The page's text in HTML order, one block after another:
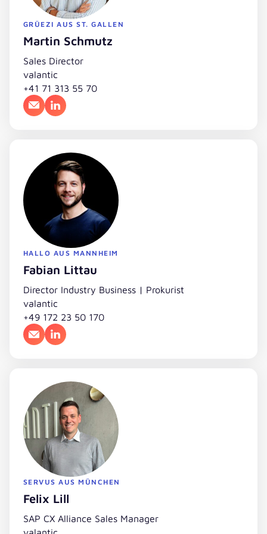
GRÜEZI AUS ST. GALLEN
Martin Schmutz
Sales Director
valantic
+41 71 313 55 70
E-MailLinkedIn
HALLO AUS MANNHEIM
Fabian Littau
Director Industry Business | Prokurist
valantic
+49 172 23 50 170
E-MailLinkedIn
SERVUS AUS MÜNCHEN
Felix Lill
SAP CX Alliance Sales Manager